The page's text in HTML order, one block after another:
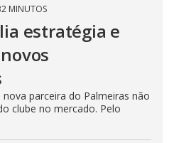
MINUTOS
estratégia e
parceira do Palmeiras não
clube no mercado. Pelo